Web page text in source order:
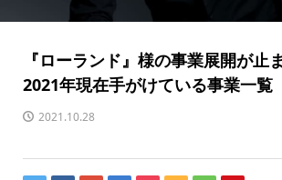
『ローランド』様の事業展開が止
2021年現在手がけている事業一覧
2021.10.28